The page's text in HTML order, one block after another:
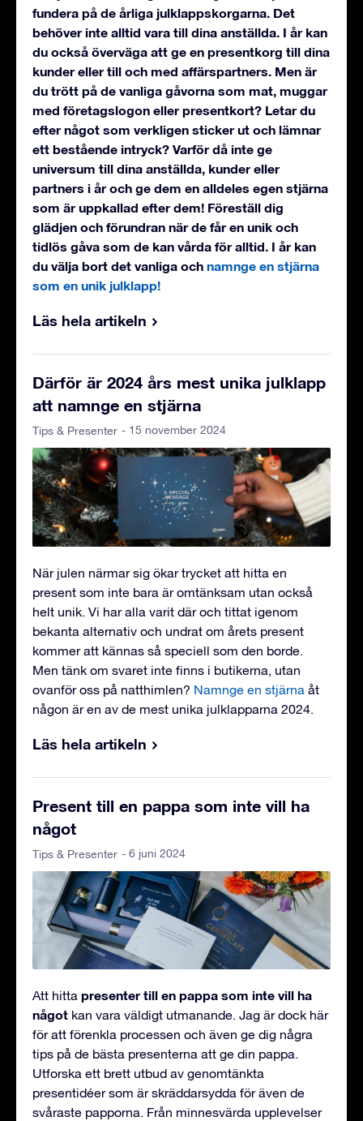
fundera på de årliga julklappskorgarna. Det
behöver inte alltid vara till dina anställda. I år kan
du också överväga att ge en presentkorg till dina
kunder eller till och med affärspartners. Men är
du trött på de vanliga gåvorna som mat, muggar
med företagslogon eller presentkort? Letar du
efter något som verkligen sticker ut och lämnar
ett bestående intryck? Varför då inte ge
universum till dina anställda, kunder eller
partners i år och ge dem en alldeles egen stjärna
som är uppkallad efter dem! Föreställ dig
glädjen och förundran när de får en unik och
tidlös gåva som de kan vårda för alltid. I år kan
du välja bort det vanliga och namnge en stjärna
som en unik julklapp!
Läs hela artikeln
Därför är 2024 års mest unika julklapp
att namnge en stjärna
Tips & Presenter - 15 november 2024
När julen närmar sig ökar trycket att hitta en
present som inte bara är omtänksam utan också
helt unik. Vi har alla varit där och tittat igenom
bekanta alternativ och undrat om årets present
kommer att kännas så speciell som den borde.
Men tänk om svaret inte finns i butikerna, utan
ovanför oss på natthimlen? Namnge en stjärna åt
någon är en av de mest unika julklapparna 2024.
Läs hela artikeln
Present till en pappa som inte vill ha
något
Tips & Presenter - 6 juni 2024
Att hitta presenter till en pappa som inte vill ha
något kan vara väldigt utmanande. Jag är dock här
för att förenkla processen och även ge dig några
tips på de bästa presenterna att ge din pappa.
Utforska ett brett utbud av genomtänkta
presentidéer som är skräddarsydda för även de
svåraste papporna. Från minnesvärda upplevelser